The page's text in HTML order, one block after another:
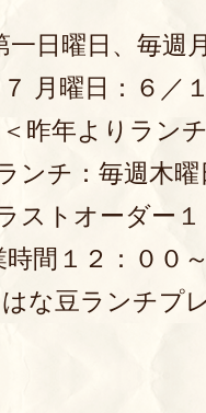
一日曜日、毎週
月曜日：６／
昨年よりラン
ンチ：毎週木
ストオーダー
間１２：００
な豆ランチプ